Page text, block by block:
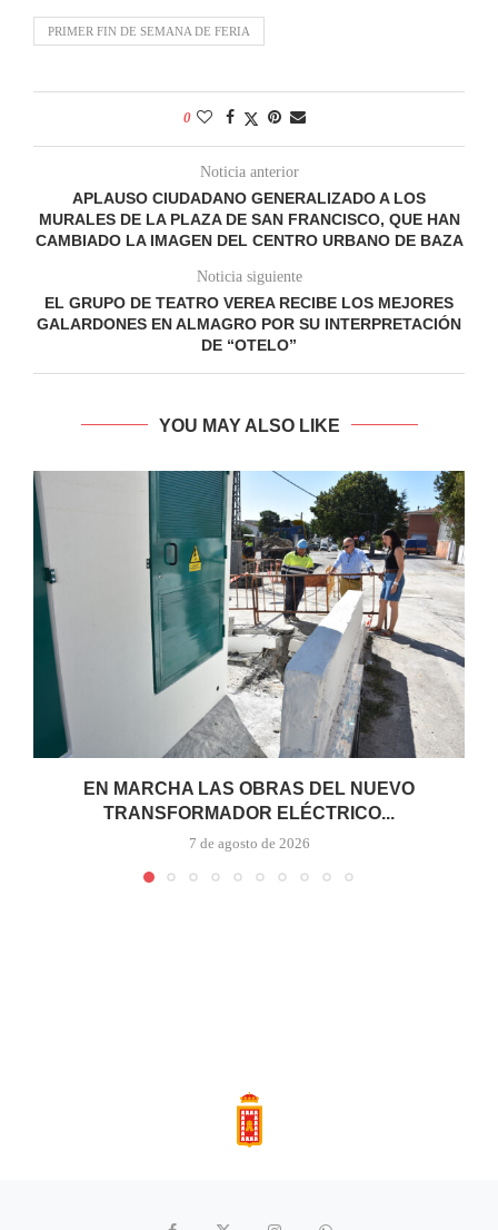
PRIMER FIN DE SEMANA DE FERIA
0
Noticia anterior
APLAUSO CIUDADANO GENERALIZADO A LOS
MURALES DE LA PLAZA DE SAN FRANCISCO, QUE HAN
CAMBIADO LA IMAGEN DEL CENTRO URBANO DE BAZA
Noticia siguiente
EL GRUPO DE TEATRO VEREA RECIBE LOS MEJORES
GALARDONES EN ALMAGRO POR SU INTERPRETACIÓN
DE “OTELO”
YOU MAY ALSO LIKE
EN MARCHA LAS OBRAS DEL NUEVO
TRANSFORMADOR ELÉCTRICO...
7 de agosto de 2026